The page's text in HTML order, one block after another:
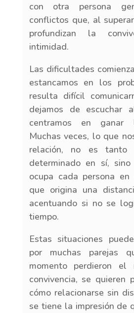
con otra persona
conflictos que, al
profundizan la
intimidad.
Las dificultades
estancamos en los
resulta difícil
dejamos de escuchar
centramos en ganar
Muchas veces, lo que
relación, no es tanto
determinado en sí,
ocupa cada persona
que origina una
acentuando si no se
tiempo.
Estas situaciones
por muchas parejas
momento perdieron
convivencia, se quieren
cómo relacionarse sin
se tiene la impresión de